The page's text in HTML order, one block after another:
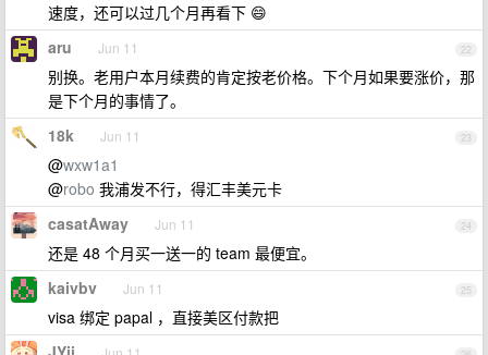
速度，还可以过几个月再看下 😄
22
aru Jun 11
别换。老用户本月续费的肯定按老价格。下个月如果要涨价，那
是下个月的事情了。
23
18k Jun 11
@wxw1a1
@robo 我浦发不行，得汇丰美元卡
24
casatAway Jun 11
还是 48 个月买一送一的 team 最便宜。
25
kaivbv Jun 11
visa 绑定 papal ，直接美区付款把